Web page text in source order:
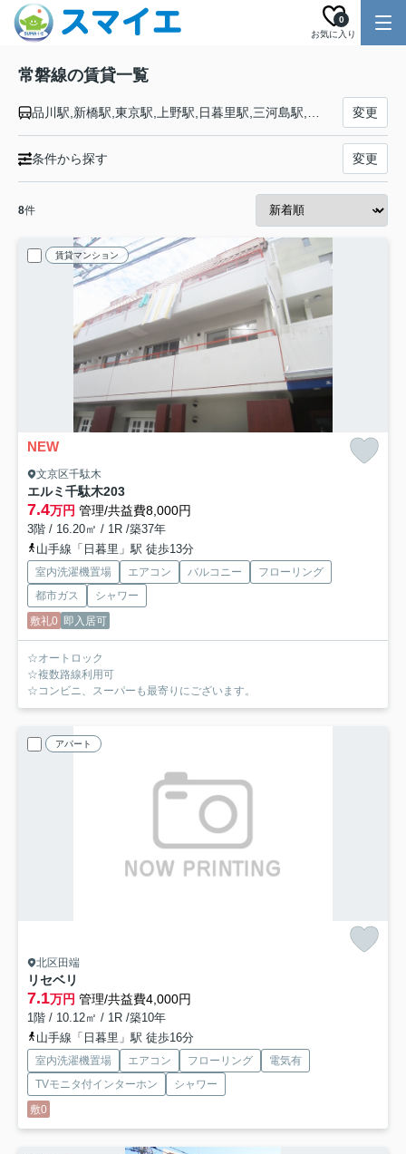
お気に入り
0
常磐線の賃貸一覧
変更
条件から探す 変更
8件
賃貸マンション
NEW
文京区千駄木
エルミ千駄木203
7.4万円 管理/共益費8,000円
3階 / 16.20㎡ / 1R /築37年
山手線「日暮里」駅 徒歩13分
室内洗濯機置場 エアコン バルコニー
フローリング
都市ガス
シャワー
敷礼0 即入居可
☆オートロック
☆複数路線利用可
☆コンビニ、スーパーも最寄りにございます。
アパート
北区田端
リセベリ
7.1万円 管理/共益費4,000円
1階 / 10.12㎡ / 1R /築10年
山手線「日暮里」駅 徒歩16分
室内洗濯機置場 エアコン フローリング
電気有
TVモニタ付インターホン
シャワー
敷0